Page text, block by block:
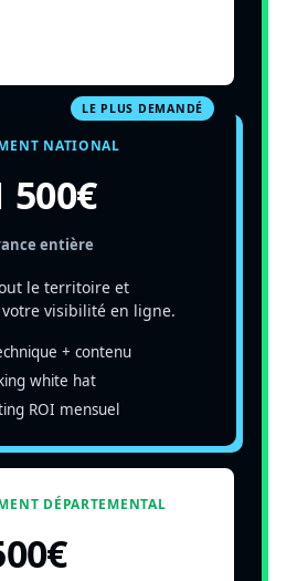
LE PLUS DEMANDÉ
NATIONAL
500€
entière
le territoire et
visibilité en ligne.
+ contenu
white hat
ROI mensuel
DÉPARTEMENTAL
€